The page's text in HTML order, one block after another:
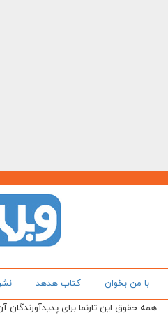
با من بخوان کتاب هدهد
همه حقوق این تارنما برای